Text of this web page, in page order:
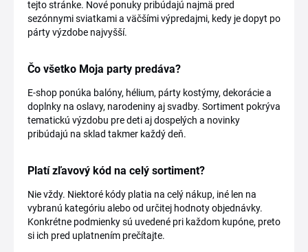
tejto stránke. Nové ponuky pribúdajú najmä pred
sezónnymi sviatkami a väčšími výpredajmi, kedy je dopyt po
párty výzdobe najvyšší.
Čo všetko Moja party predáva?
E-shop ponúka balóny, hélium, párty kostýmy, dekorácie a
doplnky na oslavy, narodeniny aj svadby. Sortiment pokrýva
tematickú výzdobu pre deti aj dospelých a novinky
pribúdajú na sklad takmer každý deň.
Platí zľavový kód na celý sortiment?
Nie vždy. Niektoré kódy platia na celý nákup, iné len na
vybranú kategóriu alebo od určitej hodnoty objednávky.
Konkrétne podmienky sú uvedené pri každom kupóne, preto
si ich pred uplatnením prečítajte.